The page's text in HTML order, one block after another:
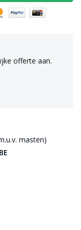
offerte aan.
masten)